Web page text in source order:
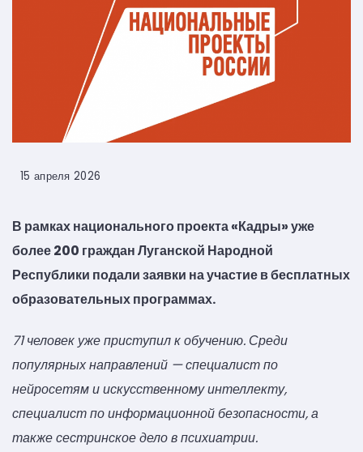
15 апреля 2026
В рамках национального проекта «Кадры» уже
более 200 граждан Луганской Народной
Республики подали заявки на участие в бесплатных
образовательных программах.
71 человек уже приступил к обучению. Среди
популярных направлений — специалист по
нейросетям и искусственному интеллекту,
специалист по информационной безопасности, а
также сестринское дело в психиатрии.